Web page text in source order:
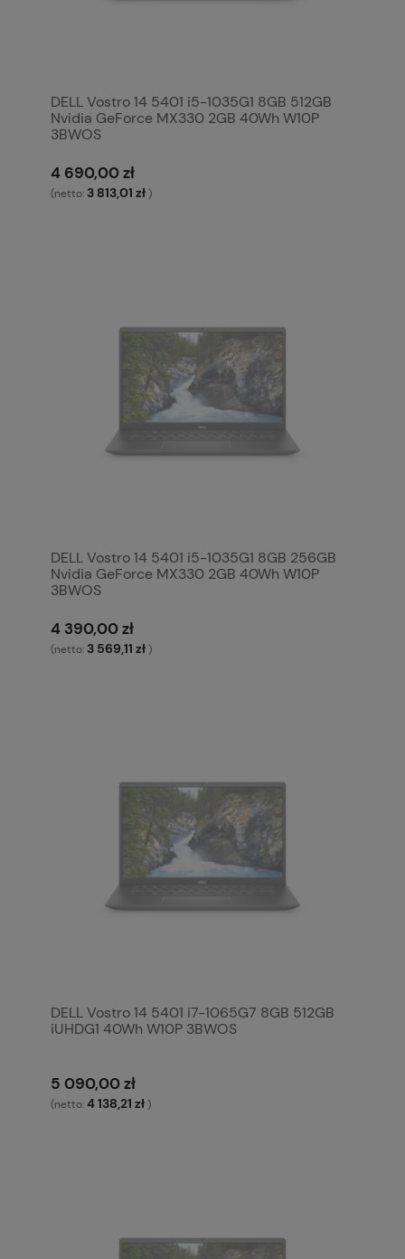
DELL Vostro 14 5401 i5-1035G1 8GB 512GB
Nvidia GeForce MX330 2GB 40Wh W10P
3BWOS
4 690,00 zł
(netto:3 813,01 zł )
DELL Vostro 14 5401 i5-1035G1 8GB 256GB
Nvidia GeForce MX330 2GB 40Wh W10P
3BWOS
4 390,00 zł
(netto:3 569,11 zł )
DELL Vostro 14 5401 i7-1065G7 8GB 512GB
iUHDG1 40Wh W10P 3BWOS
5 090,00 zł
(netto:4 138,21 zł )